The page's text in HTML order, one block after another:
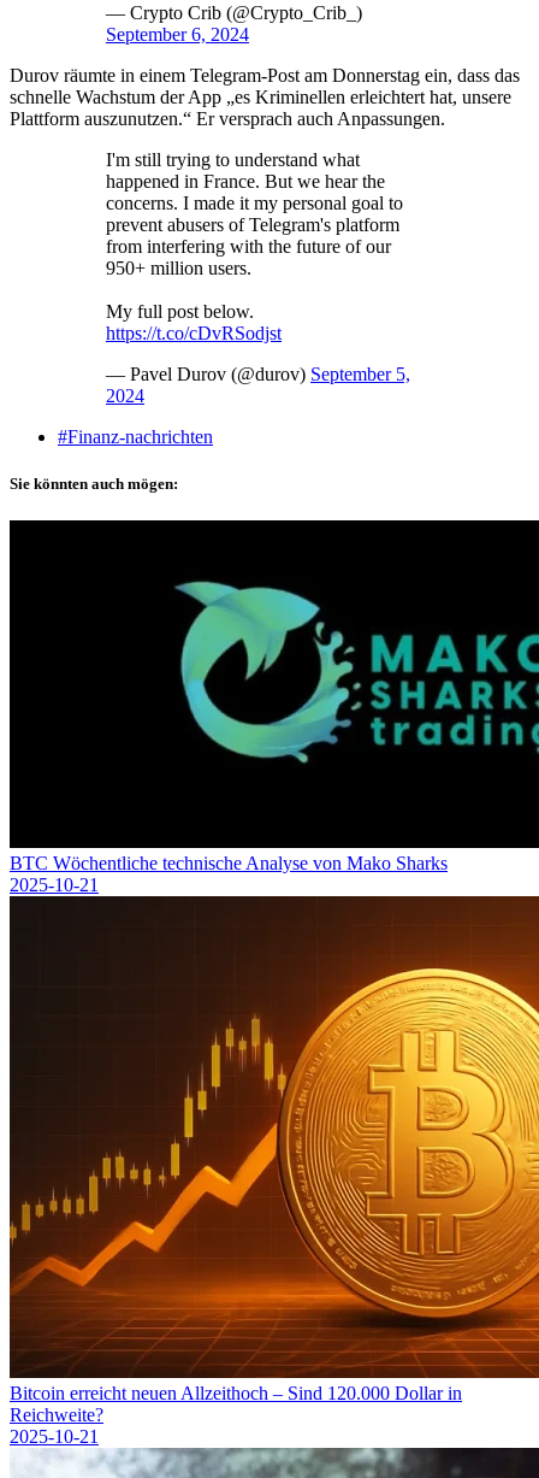
— Crypto Crib (@Crypto_Crib_)
September 6, 2024
Durov räumte in einem Telegram-Post am Donnerstag ein, dass das
schnelle Wachstum der App „es Kriminellen erleichtert hat, unsere
Plattform auszunutzen.“ Er versprach auch Anpassungen.
I'm still trying to understand what
happened in France. But we hear the
concerns. I made it my personal goal to
prevent abusers of Telegram's platform
from interfering with the future of our
950+ million users.
My full post below.
https://t.co/cDvRSodjst
— Pavel Durov (@durov) September 5,
2024
#Finanz-nachrichten
Sie könnten auch mögen:
BTC Wöchentliche technische Analyse von Mako Sharks
2025-10-21
Bitcoin erreicht neuen Allzeithoch – Sind 120.000 Dollar in
Reichweite?
2025-10-21